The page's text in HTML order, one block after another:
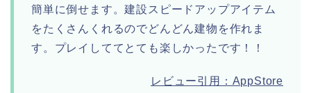
簡単に倒せます。建設スピードアップアイテム
をたくさんくれるのでどんどん建物を作れま
す。プレイしててとても楽しかったです！！
レビュー引用：AppStore